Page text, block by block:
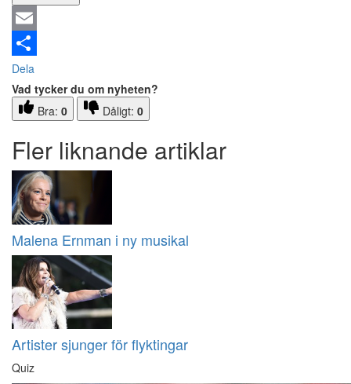
Email
Dela
Vad tycker du om nyheten?
Bra: 0 Dåligt: 0
Fler liknande artiklar
Malena Ernman i ny musikal
Artister sjunger för flyktingar
Quiz